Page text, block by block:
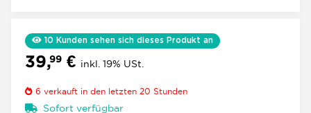
10 Kunden sehen sich dieses Produkt an
39,99 € inkl. 19% USt.
6 verkauft in den letzten 20 Stunden
Sofort verfügbar